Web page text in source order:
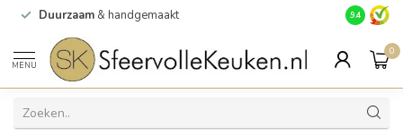
Duurzaam & handgemaakt Gratis
9.4
MENU
0